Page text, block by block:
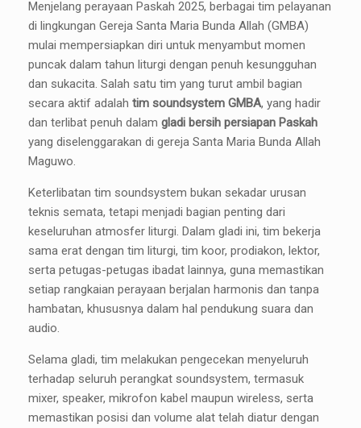
Menjelang perayaan Paskah 2025, berbagai tim pelayanan
di lingkungan Gereja Santa Maria Bunda Allah (GMBA)
mulai mempersiapkan diri untuk menyambut momen
puncak dalam tahun liturgi dengan penuh kesungguhan
dan sukacita. Salah satu tim yang turut ambil bagian
secara aktif adalah tim soundsystem GMBA, yang hadir
dan terlibat penuh dalam gladi bersih persiapan Paskah
yang diselenggarakan di gereja Santa Maria Bunda Allah
Maguwo.
Keterlibatan tim soundsystem bukan sekadar urusan
teknis semata, tetapi menjadi bagian penting dari
keseluruhan atmosfer liturgi. Dalam gladi ini, tim bekerja
sama erat dengan tim liturgi, tim koor, prodiakon, lektor,
serta petugas-petugas ibadat lainnya, guna memastikan
setiap rangkaian perayaan berjalan harmonis dan tanpa
hambatan, khususnya dalam hal pendukung suara dan
audio.
Selama gladi, tim melakukan pengecekan menyeluruh
terhadap seluruh perangkat soundsystem, termasuk
mixer, speaker, mikrofon kabel maupun wireless, serta
memastikan posisi dan volume alat telah diatur dengan